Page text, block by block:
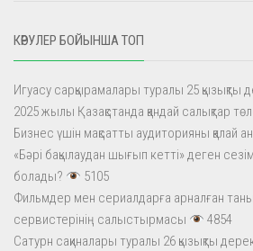
КӨРУЛЕР БОЙЫНША ТОП
Игуасу сарқырамалары туралы 25 қызықты
2025 жылы Қазақстанда қандай салықтар
Бизнес үшін мақсатты аудиторияны қалай
«Бәрі бақылаудан шығып кетті» деген
болады?
5105
Фильмдер мен сериалдарға арналған
сервистерінің салыстырмасы
4854
Сатурн сақиналары туралы 26 қызықты